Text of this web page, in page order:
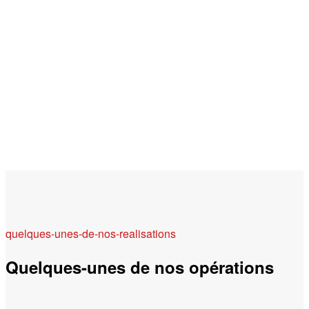
quelques-unes-de-nos-realisations
Quelques-unes de nos opérations